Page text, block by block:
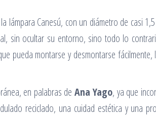
lámpara Canesú, con un diámetro de casi
sin ocultar su entorno, sino todo lo
pueda montarse y desmontarse
en palabras de Ana Yago, ya que
reciclado, una cuidad estética y una